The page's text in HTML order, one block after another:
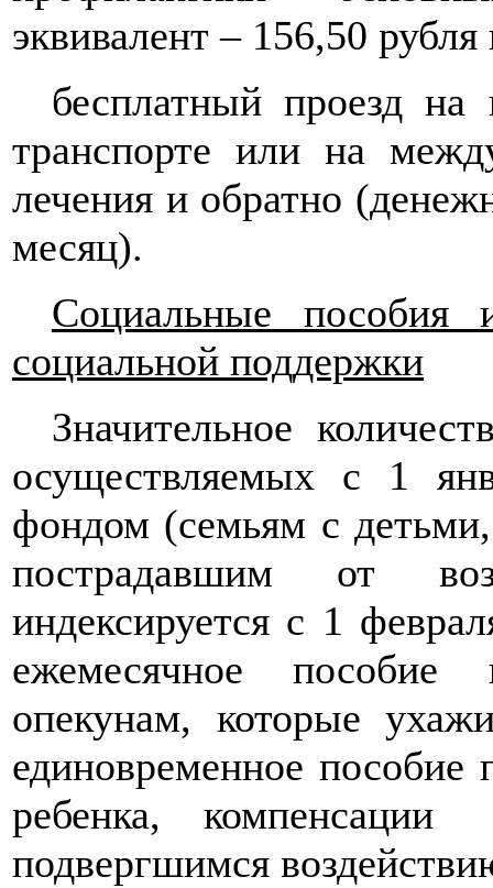
эквивалент – 156,50
бесплатный проезд на
транспорте или на
лечения и обратно
месяц).
Социальные
социальной поддержки
Значительное
осуществляемых с 1
фондом (семьям с
пострадавшим от
индексируется с 1
ежемесячное
опекунам, которые
единовременное
ребенка, компенсации
подвергшимся